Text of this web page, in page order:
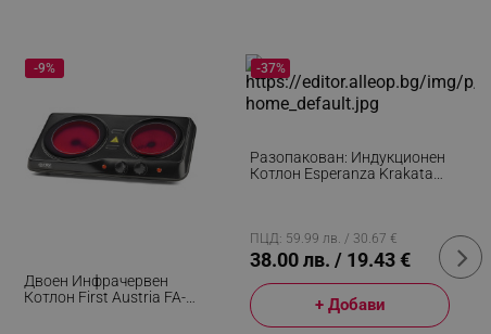
Двоен Инфрачервен
Котлон First Austria FA-
-9%
Разопакован: Индукционен
Котлон Esperanza Krakatau
-37%
ПЦД: 59.99 лв. / 30.67 €
38.00 лв. / 19.43 €
+ Добави